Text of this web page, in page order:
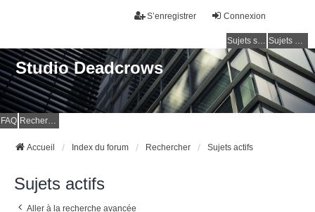
Connexion
S’enregistrer
Sujets sans réponse Sujets actifs
Studio Deadcrows
FAQ Rechercher
Accueil Index du forum Rechercher Sujets actifs
Sujets actifs
Aller à la recherche avancée